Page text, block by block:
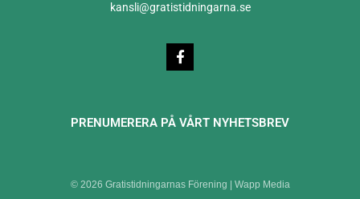
kansli@gratistidningarna.se
PRENUMERERA PÅ VÅRT NYHETSBREV
© 2026 Gratistidningarnas Förening | Wapp Media